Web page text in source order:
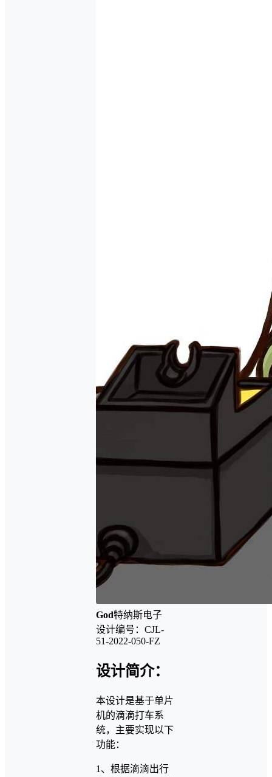
God特纳斯电子
设计编号：CJL-
51-2022-050-FZ
设计简介：
本设计是基于单片
机的滴滴打车系
统，主要实现以下
功能：
1、根据滴滴出行